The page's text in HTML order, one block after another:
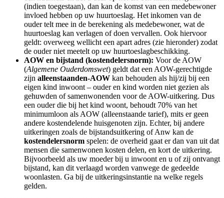
(indien toegestaan), dan kan de komst van een medebewoner
invloed hebben op uw huurtoeslag. Het inkomen van de
ouder telt mee in de berekening als medebewoner, wat de
huurtoeslag kan verlagen of doen vervallen. Ook hiervoor
geldt: overweeg wellicht een apart adres (zie hieronder) zodat
de ouder niet meetelt op uw huurtoeslagbeschikking.
AOW en bijstand (kostendelersnorm): Voor de AOW
(Algemene Ouderdomswet) geldt dat een AOW-gerechtigde
zijn alleenstaanden-AOW kan behouden als hij/zij bij een
eigen kind inwoont – ouder en kind worden niet gezien als
gehuwden of samenwonenden voor de AOW-uitkering. Dus
een ouder die bij het kind woont, behoudt 70% van het
minimumloon als AOW (alleenstaande tarief), mits er geen
andere kostendelende huisgenoten zijn. Echter, bij andere
uitkeringen zoals de bijstandsuitkering of Anw kan de
kostendelersnorm spelen: de overheid gaat er dan van uit dat
mensen die samenwonen kosten delen, en kort de uitkering.
Bijvoorbeeld als uw moeder bij u inwoont en u of zij ontvangt
bijstand, kan dit verlaagd worden vanwege de gedeelde
woonlasten. Ga bij de uitkeringsinstantie na welke regels
gelden.